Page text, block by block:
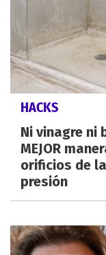
HACKS
Ni vinagre ni
MEJOR
orificios de la
presión